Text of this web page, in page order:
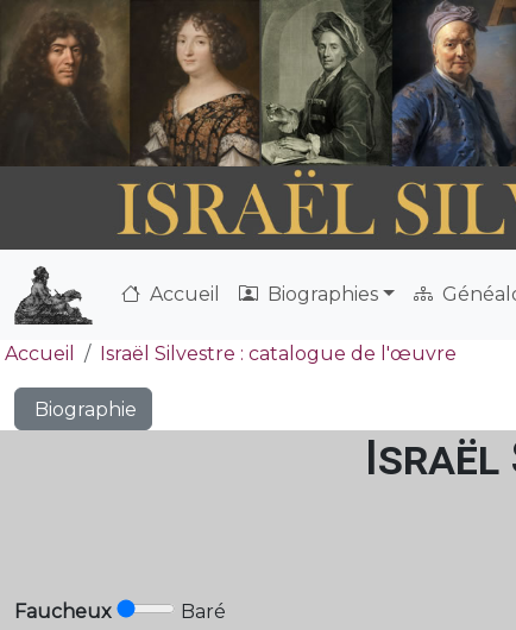
Accueil Biographies
Accueil Israël Silvestre : catalogue de l'œuvre
Biographie
Israël
Faucheux Baré